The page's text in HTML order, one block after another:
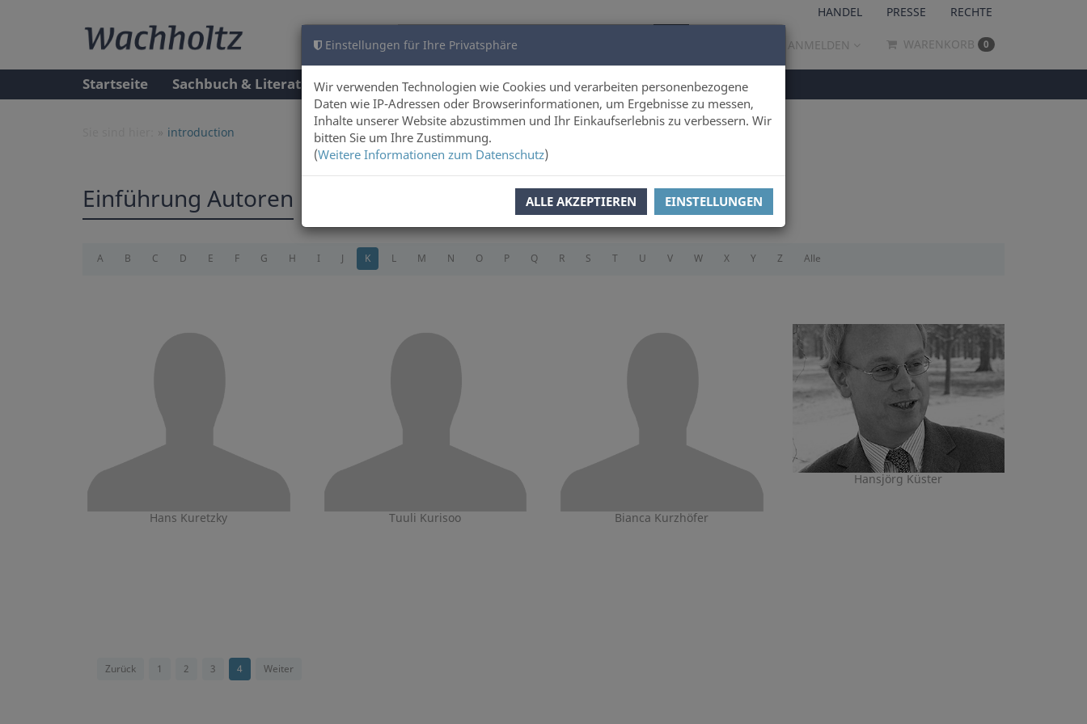
Einstellungen für Ihre Privatsphäre
Wir verwenden Technologien wie Cookies und verarbeiten personenbezogene
Daten wie IP-Adressen oder Browserinformationen, um Ergebnisse zu messen,
Inhalte unserer Website abzustimmen und Ihr Einkaufserlebnis zu verbessern. Wir
bitten Sie um Ihre Zustimmung.
(Weitere Informationen zum Datenschutz)
ALLE AKZEPTIEREN EINSTELLUNGEN
HANDEL PRESSE RECHTE
ANMELDEN WARENKORB 0
Startseite Sachbuch & Literatur Autoren Über uns
introduction
Einführung Autoren
A B C D E F G H I J K L M N O P Q R S T U V W X Y Z Alle
Hans Kuretzky Tuuli Kurisoo Bianca Kurzhöfer
Hansjörg Küster
Zurück 1 2 3 4 Weiter